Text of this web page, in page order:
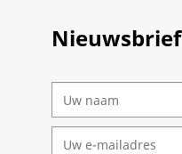
Nieuwsbrief